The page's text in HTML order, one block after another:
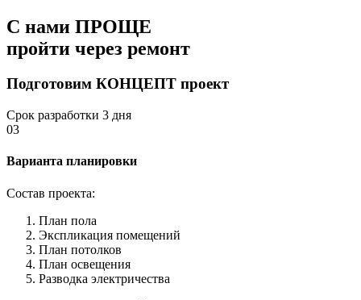
С нами ПРОЩЕ
пройти через ремонт
Подготовим КОНЦЕПТ проект
Срок разработки 3 дня
03
Варианта планировки
Состав проекта:
План пола
Экспликация помещений
План потолков
План освещения
Разводка электричества